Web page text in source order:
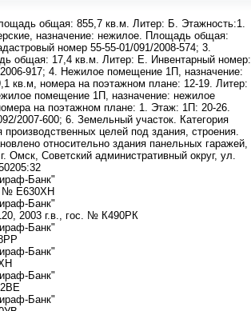
общая: 855,7 кв.м. Литер: Б. Этажность:1.
назначение: нежилое. Площадь общая:
номер 55-55-01/091/2008-574; 3.
общая: 17,4 кв.м. Литер: Е. Инвентарный номер:
917; 4. Нежилое помещение 1П, назначение:
номера на поэтажном плане: 12-19. Литер:
помещение 1П, назначение: нежилое
на поэтажном плане: 1. Этаж: 1П: 20-26.
2007-600; 6. Земельный участок. Категория
целей под здания, строения.
относительно здания панельных гаражей,
Советский административный округ, ул.
Банк"
№ Е630ХН
Банк"
2003 г.в., гос. № К490РК
Банк"
Банк"
Банк"
Банк"